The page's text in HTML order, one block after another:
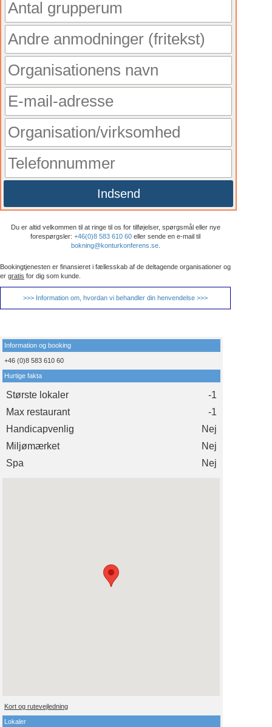
Indsend
Du er altid velkommen til at ringe til os for tilføjelser, spørgsmål eller nye
forespørgsler: +46(0)8 583 610 60 eller sende en e-mail til
bokning@konturkonferens.se.
Bookingtjenesten er finansieret i fællesskab af de deltagende organisationer og
er gratis for dig som kunde.
>>> Information om, hvordan vi behandler din henvendelse >>>
Information og booking
+46 (0)8 583 610 60
Hurtige fakta
Største lokaler
-1
Max restaurant
-1
Handicapvenlig
Nej
Miljømærket
Nej
Spa
Nej
Kort og rutevejledning
Lokaler